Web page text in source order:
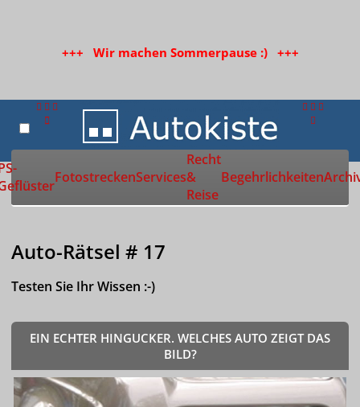
+++ Wir machen Sommerpause :) +++
Zur Startseite
FotostreckenServices
Recht
&
Reise
Begehrlichkeiten
Auto-Rätsel # 17
Testen Sie Ihr Wissen :-)
EIN ECHTER HINGUCKER. WELCHES AUTO ZEIGT DAS
BILD?